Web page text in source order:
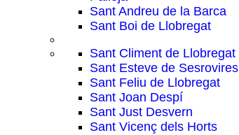
Sant Andreu de la Barca
Sant Boi de Llobregat
Sant Climent de Llobregat
Sant Esteve de Sesrovires
Sant Feliu de Llobregat
Sant Joan Despí
Sant Just Desvern
Sant Vicenç dels Horts